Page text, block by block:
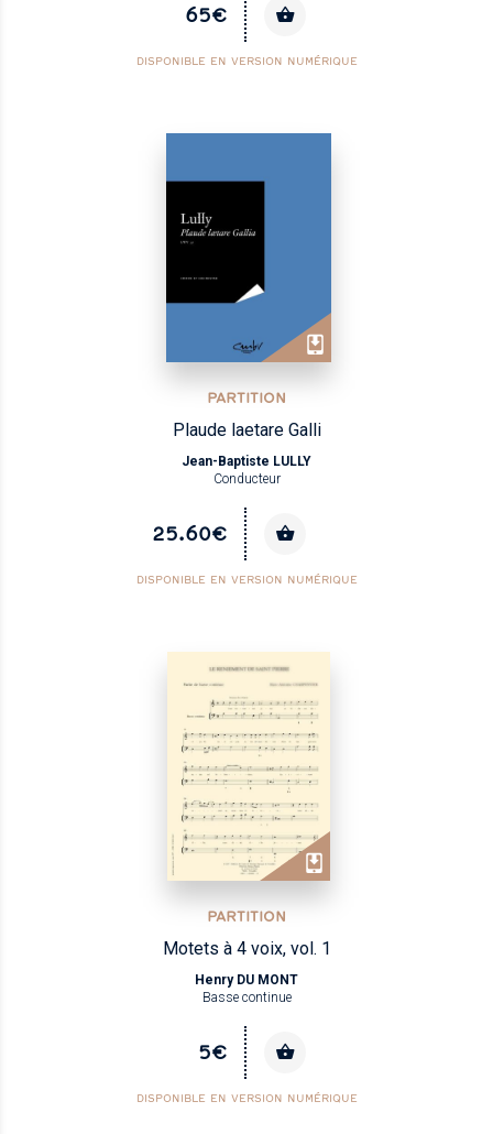
65€
DISPONIBLE EN VERSION NUMÉRIQUE
PARTITION
Plaude laetare Galli
Jean-Baptiste LULLY
Conducteur
25.60€
DISPONIBLE EN VERSION NUMÉRIQUE
PARTITION
Motets à 4 voix, vol. 1
Henry DU MONT
Basse continue
5€
DISPONIBLE EN VERSION NUMÉRIQUE